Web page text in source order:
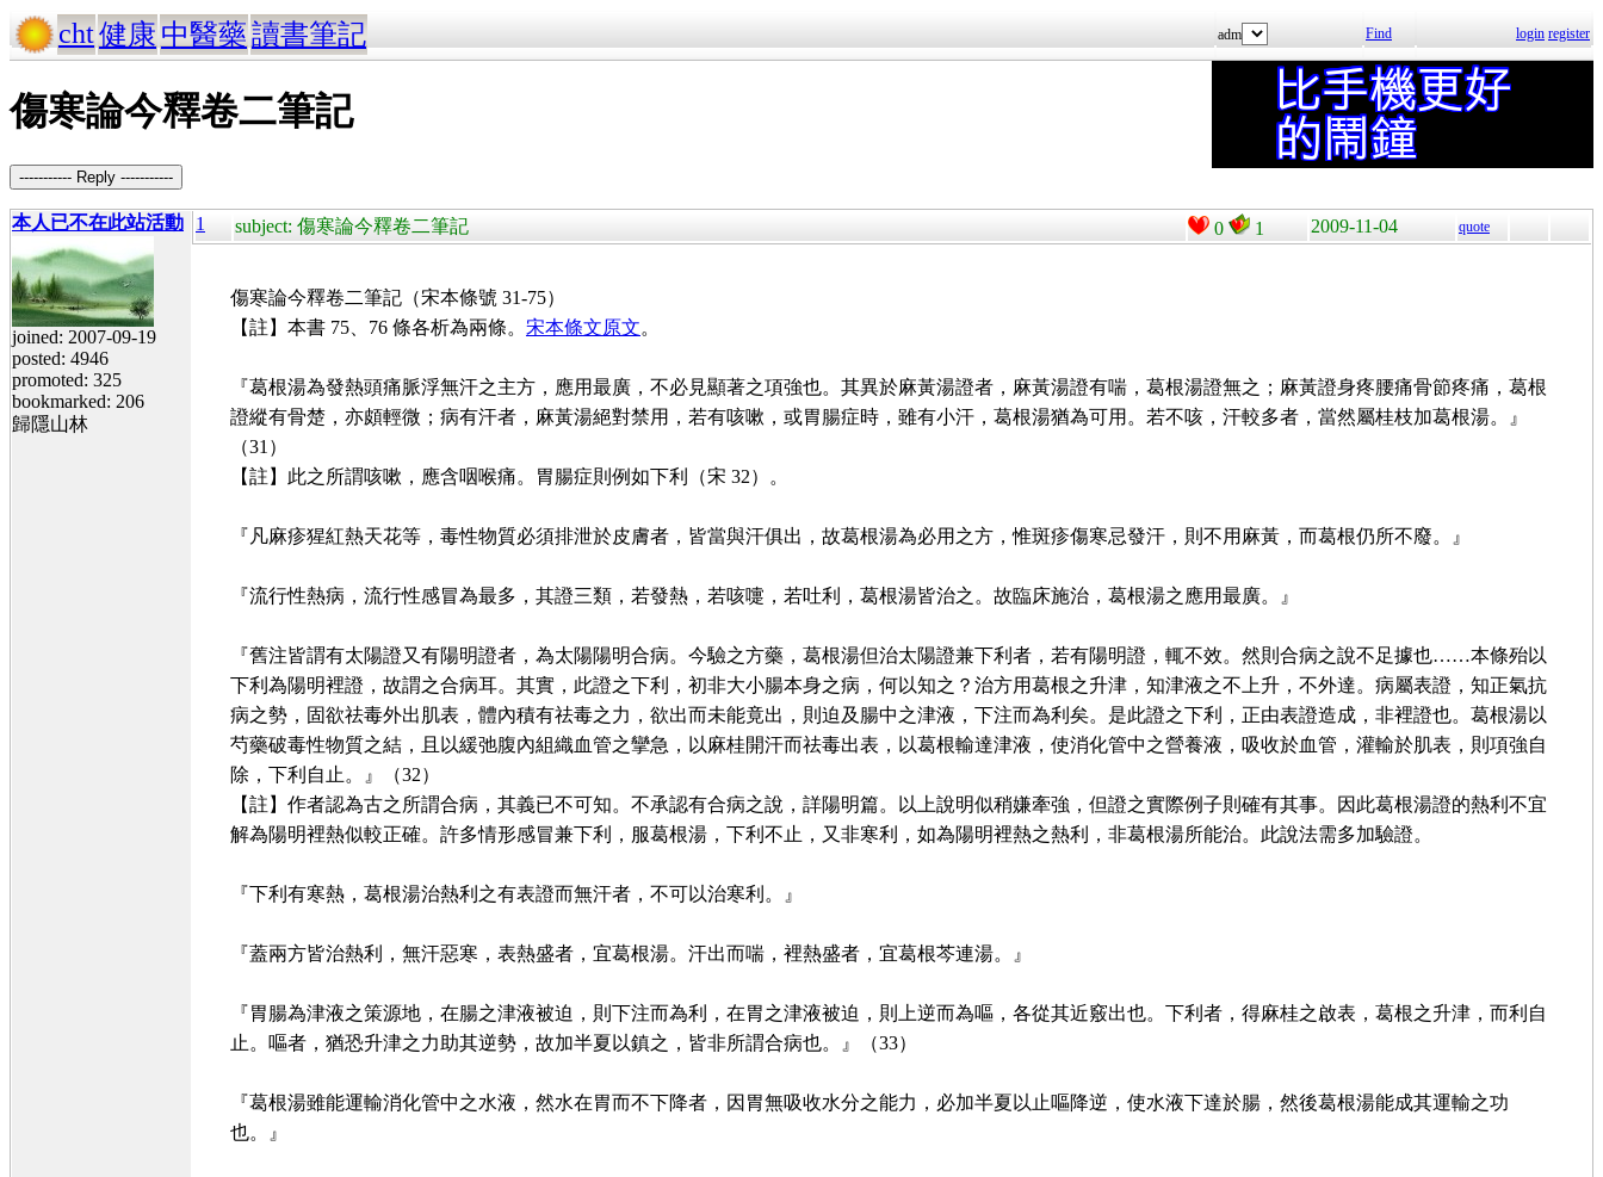
cht健康 中醫藥讀書筆記 adm Find login register
傷寒論今釋卷二筆記
----------- Reply -----------
本人已不在此站活動
joined: 2007-09-19
posted: 4946
promoted: 325
bookmarked: 206
歸隱山林
1 subject: 傷寒論今釋卷二筆記 0 1 2009-11-04 quote
傷寒論今釋卷二筆記（宋本條號 31-75）
【註】本書 75、76 條各析為兩條。 宋本條文原文。
『葛根湯為發熱頭痛脈浮無汗之主方，應用最廣，不必見顯著之項強也。其異於麻黃湯證者，麻黃湯證有喘，葛根湯證無之；麻黃證身疼腰痛骨節疼痛，葛根
證縱有骨楚，亦頗輕微；病有汗者，麻黃湯絕對禁用，若有咳嗽，或胃腸症時，雖有小汗，葛根湯猶為可用。若不咳，汗較多者，當然屬桂枝加葛根湯。』
（31）
【註】此之所謂咳嗽，應含咽喉痛。胃腸症則例如下利（宋 32）。
『凡麻疹猩紅熱天花等，毒性物質必須排泄於皮膚者，皆當與汗俱出，故葛根湯為必用之方，惟斑疹傷寒忌發汗，則不用麻黃，而葛根仍所不廢。』
『流行性熱病，流行性感冒為最多，其證三類，若發熱，若咳嚏，若吐利，葛根湯皆治之。故臨床施治，葛根湯之應用最廣。』
『舊注皆謂有太陽證又有陽明證者，為太陽陽明合病。今驗之方藥，葛根湯但治太陽證兼下利者，若有陽明證，輒不效。然則合病之說不足據也……本條殆以
下利為陽明裡證，故謂之合病耳。其實，此證之下利，初非大小腸本身之病，何以知之？治方用葛根之升津，知津液之不上升，不外達。病屬表證，知正氣抗
病之勢，固欲祛毒外出肌表，體內積有祛毒之力，欲出而未能竟出，則迫及腸中之津液，下注而為利矣。是此證之下利，正由表證造成，非裡證也。葛根湯以
芍藥破毒性物質之結，且以緩弛腹內組織血管之攣急，以麻桂開汗而祛毒出表，以葛根輸達津液，使消化管中之營養液，吸收於血管，灌輸於肌表，則項強自
除，下利自止。』（32）
【註】作者認為古之所謂合病，其義已不可知。不承認有合病之說，詳陽明篇。以上說明似稍嫌牽強，但證之實際例子則確有其事。因此葛根湯證的熱利不宜
解為陽明裡熱似較正確。許多情形感冒兼下利，服葛根湯，下利不止，又非寒利，如為陽明裡熱之熱利，非葛根湯所能治。此說法需多加驗證。
『下利有寒熱，葛根湯治熱利之有表證而無汗者，不可以治寒利。』
『蓋兩方皆治熱利，無汗惡寒，表熱盛者，宜葛根湯。汗出而喘，裡熱盛者，宜葛根芩連湯。』
『胃腸為津液之策源地，在腸之津液被迫，則下注而為利，在胃之津液被迫，則上逆而為嘔，各從其近竅出也。下利者，得麻桂之啟表，葛根之升津，而利自
止。嘔者，猶恐升津之力助其逆勢，故加半夏以鎮之，皆非所謂合病也。』（33）
『葛根湯雖能運輸消化管中之水液，然水在胃而不下降者，因胃無吸收水分之能力，必加半夏以止嘔降逆，使水液下達於腸，然後葛根湯能成其運輸之功
也。』